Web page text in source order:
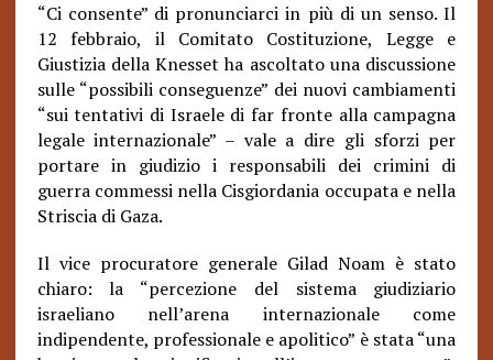
“Ci consente” di pronunciarci in più di un senso. Il
12 febbraio, il Comitato Costituzione, Legge e
Giustizia della Knesset ha ascoltato una discussione
sulle “possibili conseguenze” dei nuovi cambiamenti
“sui tentativi di Israele di far fronte alla campagna
legale internazionale” – vale a dire gli sforzi per
portare in giudizio i responsabili dei crimini di
guerra commessi nella Cisgiordania occupata e nella
Striscia di Gaza.
Il vice procuratore generale Gilad Noam è stato
chiaro: la “percezione del sistema giudiziario
israeliano nell’arena internazionale come
indipendente, professionale e apolitico” è stata “una